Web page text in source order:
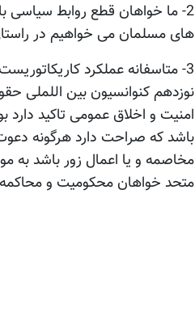
2- ما خواهان قطع روابط سیاسی
های مسلمان می خواهیم در
3- متاسفانه عملکرد
نوزدهم کنوانسیون بین اللملی
امنیت و اخلاق عمومی تاکید
باشد که صراحت دارد هرگونه
مخاصمه و یا اعمال زور باشد به
متحد خواهان محکومیت و